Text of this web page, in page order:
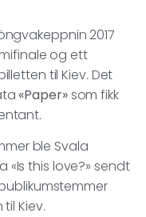
2017
og ett
til Kiev. Det
«Paper»som fikk
ble Svala
«Is this love?» sendt
Kiev.